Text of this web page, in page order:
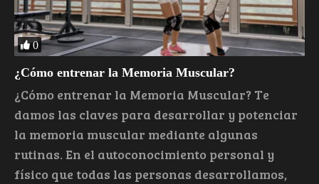
0
¿Cómo entrenar la Memoria Muscular?
¿Cómo entrenar la Memoria Muscular? Te
damos las claves para desarrollar y potenciar
la memoria muscular mediante algunas
rutinas. En el autoconocimiento personal y
físico que todas las personas desarrollamos,